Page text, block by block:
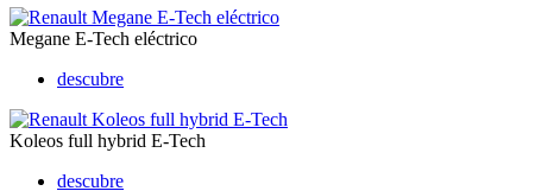
Megane E-Tech eléctrico
descubre
Koleos full hybrid E-Tech
descubre